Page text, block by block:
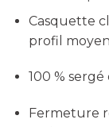
Casquette
profil moyen
100 %
Fermeture